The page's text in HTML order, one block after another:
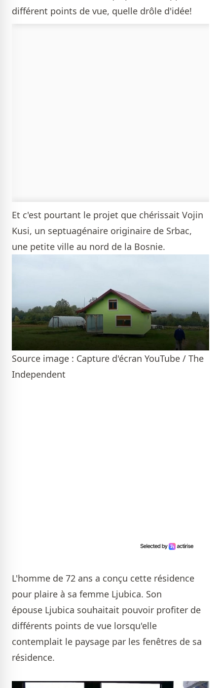
différent points de vue, quelle drôle d'idée!
Et c'est pourtant le projet que chérissait Vojin
Kusi, un septuagénaire originaire de Srbac,
une petite ville au nord de la Bosnie.
Source image : Capture d'écran YouTube / The
Independent
L'homme de 72 ans a conçu cette résidence
pour plaire à sa femme Ljubica. Son
épouse Ljubica souhaitait pouvoir profiter de
différents points de vue lorsqu'elle
contemplait le paysage par les fenêtres de sa
résidence.